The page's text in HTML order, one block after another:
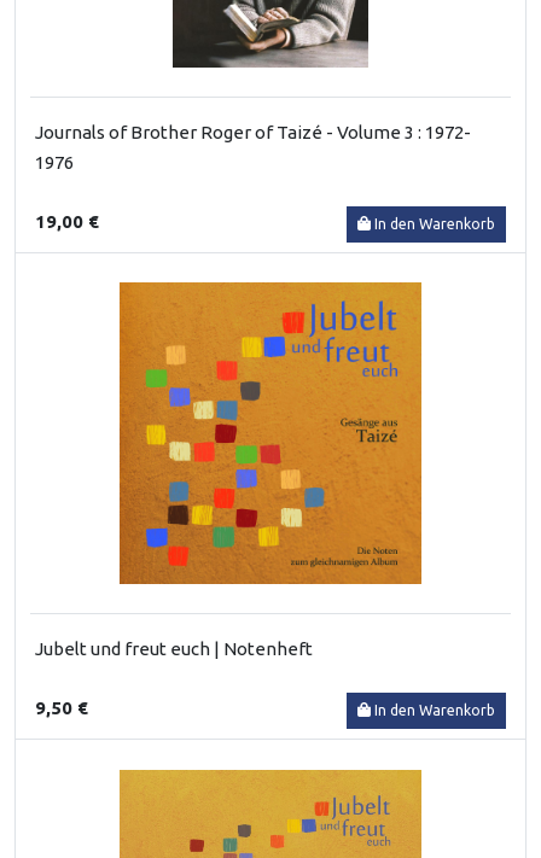
Journals of Brother Roger of Taizé - Volume 3 : 1972-
1976
19,00 € In den Warenkorb
Jubelt und freut euch | Notenheft
9,50 € In den Warenkorb